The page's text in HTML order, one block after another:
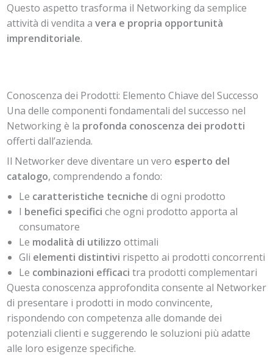
Questo aspetto trasforma il Networking da semplice
attività di vendita a vera e propria opportunità
imprenditoriale.
Conoscenza dei Prodotti: Elemento Chiave del Successo
Una delle componenti fondamentali del successo nel
Networking è la profonda conoscenza dei prodotti
offerti dall’azienda.
Il Networker deve diventare un vero esperto del
catalogo, comprendendo a fondo:
Le caratteristiche tecniche di ogni prodotto
I benefici specifici che ogni prodotto apporta al
consumatore
Le modalità di utilizzo ottimali
Gli elementi distintivi rispetto ai prodotti concorrenti
Le combinazioni efficaci tra prodotti complementari
Questa conoscenza approfondita consente al Networker
di presentare i prodotti in modo convincente,
rispondendo con competenza alle domande dei
potenziali clienti e suggerendo le soluzioni più adatte
alle loro esigenze specifiche.